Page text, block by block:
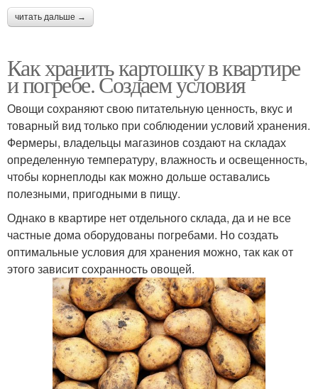
читать дальше →
Как хранить картошку в квартире
и погребе. Создаем условия
Овощи сохраняют свою питательную ценность, вкус и
товарный вид только при соблюдении условий хранения.
Фермеры, владельцы магазинов создают на складах
определенную температуру, влажность и освещенность,
чтобы корнеплоды как можно дольше оставались
полезными, пригодными в пищу.
Однако в квартире нет отдельного склада, да и не все
частные дома оборудованы погребами. Но создать
оптимальные условия для хранения можно, так как от
этого зависит сохранность овощей.